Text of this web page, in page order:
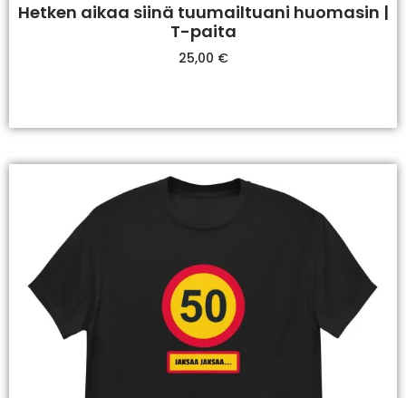
Hetken aikaa siinä tuumailtuani huomasin |
T-paita
25,00 €